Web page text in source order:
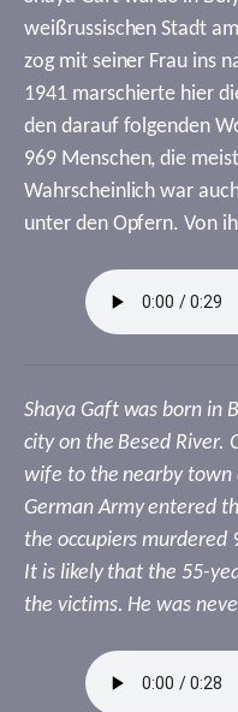
weißrussischen Stadt
zog mit seiner Frau ins
1941 marschierte hier
den darauf folgenden
969 Menschen, die
Wahrscheinlich war
unter den Opfern. Von
Shaya Gaft was born in
city on the Besed River.
wife to the nearby town
German Army entered
the occupiers murdered
It is likely that the 55-
the victims. He was